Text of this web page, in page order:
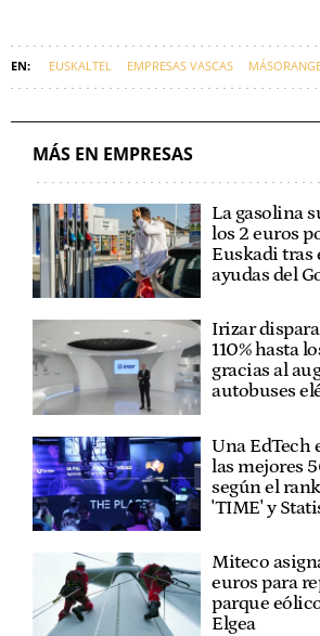
EUSKALTEL EMPRESAS VASCAS
MÁS EN EMPRESAS
La gasolina
los 2 euros
Euskadi tras
ayudas del
Irizar
110% hasta
gracias al
autobuses
Una EdTech
las mejores
según el
'TIME' y
Miteco
euros para
parque
Elgea